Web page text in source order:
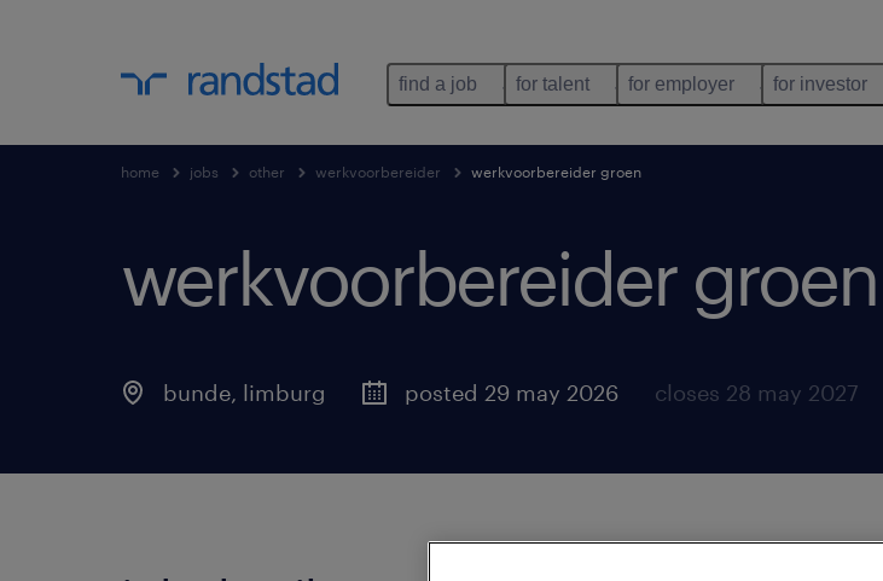
find a job for talent for employer for investor
home jobs other werkvoorbereider werkvoorbereider groen
werkvoorbereider groen
bunde, limburg posted 29 may 2026 closes 28 may 2027